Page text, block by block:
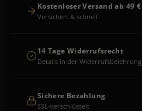
Kostenloser Versand ab 49 €
Versichert & schnell
14 Tage Widerrufsrecht
Details in der Widerrufsbelehrung
Sichere Bezahlung
SSL-verschlüsselt